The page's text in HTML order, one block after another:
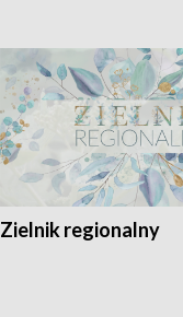
Zielnik regionalny